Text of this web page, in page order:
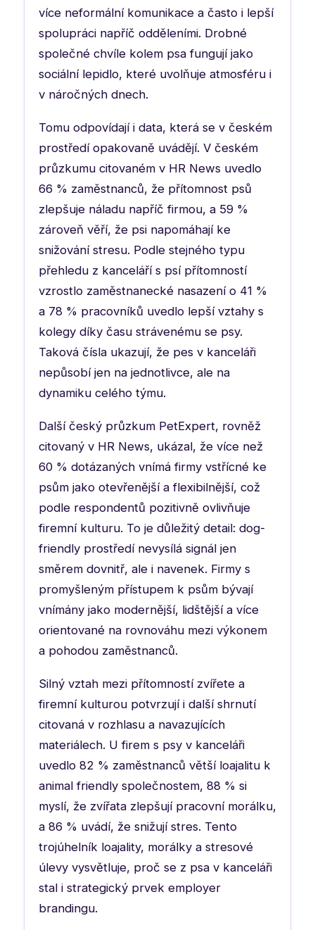
více neformální komunikace a často i lepší
spolupráci napříč odděleními. Drobné
společné chvíle kolem psa fungují jako
sociální lepidlo, které uvolňuje atmosféru i
v náročných dnech.
Tomu odpovídají i data, která se v českém
prostředí opakovaně uvádějí. V českém
průzkumu citovaném v HR News uvedlo
66 % zaměstnanců, že přítomnost psů
zlepšuje náladu napříč firmou, a 59 %
zároveň věří, že psi napomáhají ke
snižování stresu. Podle stejného typu
přehledu z kanceláří s psí přítomností
vzrostlo zaměstnanecké nasazení o 41 %
a 78 % pracovníků uvedlo lepší vztahy s
kolegy díky času strávenému se psy.
Taková čísla ukazují, že pes v kanceláři
nepůsobí jen na jednotlivce, ale na
dynamiku celého týmu.
Další český průzkum PetExpert, rovněž
citovaný v HR News, ukázal, že více než
60 % dotázaných vnímá firmy vstřícné ke
psům jako otevřenější a flexibilnější, což
podle respondentů pozitivně ovlivňuje
firemní kulturu. To je důležitý detail: dog-
friendly prostředí nevysílá signál jen
směrem dovnitř, ale i navenek. Firmy s
promyšleným přístupem k psům bývají
vnímány jako modernější, lidštější a více
orientované na rovnováhu mezi výkonem
a pohodou zaměstnanců.
Silný vztah mezi přítomností zvířete a
firemní kulturou potvrzují i další shrnutí
citovaná v rozhlasu a navazujících
materiálech. U firem s psy v kanceláři
uvedlo 82 % zaměstnanců větší loajalitu k
animal friendly společnostem, 88 % si
myslí, že zvířata zlepšují pracovní morálku,
a 86 % uvádí, že snižují stres. Tento
trojúhelník loajality, morálky a stresové
úlevy vysvětluje, proč se z psa v kanceláři
stal i strategický prvek employer
brandingu.